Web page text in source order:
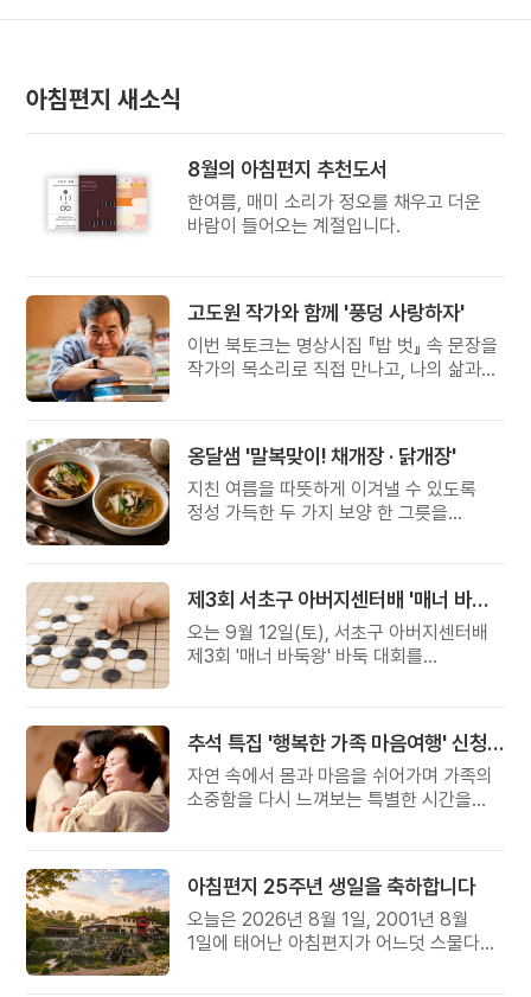
아침편지 새소식
8월의 아침편지 추천도서
한여름, 매미 소리가 정오를 채우고 더운
바람이 들어오는 계절입니다.
고도원 작가와 함께 '풍덩 사랑하자'
이번 북토크는 명상시집 『밥 벗』 속 문장을
작가의 목소리로 직접 만나고, 나의 삶과
옹달샘 '말복맞이! 채개장 · 닭개장'
지친 여름을 따뜻하게 이겨낼 수 있도록
정성 가득한 두 가지 보양 한 그릇을
제3회 서초구 아버지센터배 '매너 바둑왕' 대회
오는 9월 12일(토), 서초구 아버지센터배
제3회 '매너 바둑왕' 바둑 대회를
추석 특집 '행복한 가족 마음여행' 신청 안내
자연 속에서 몸과 마음을 쉬어가며 가족의
소중함을 다시 느껴보는 특별한 시간을
아침편지 25주년 생일을 축하합니다
오늘은 2026년 8월 1일, 2001년 8월
1일에 태어난 아침편지가 어느덧 스물다섯